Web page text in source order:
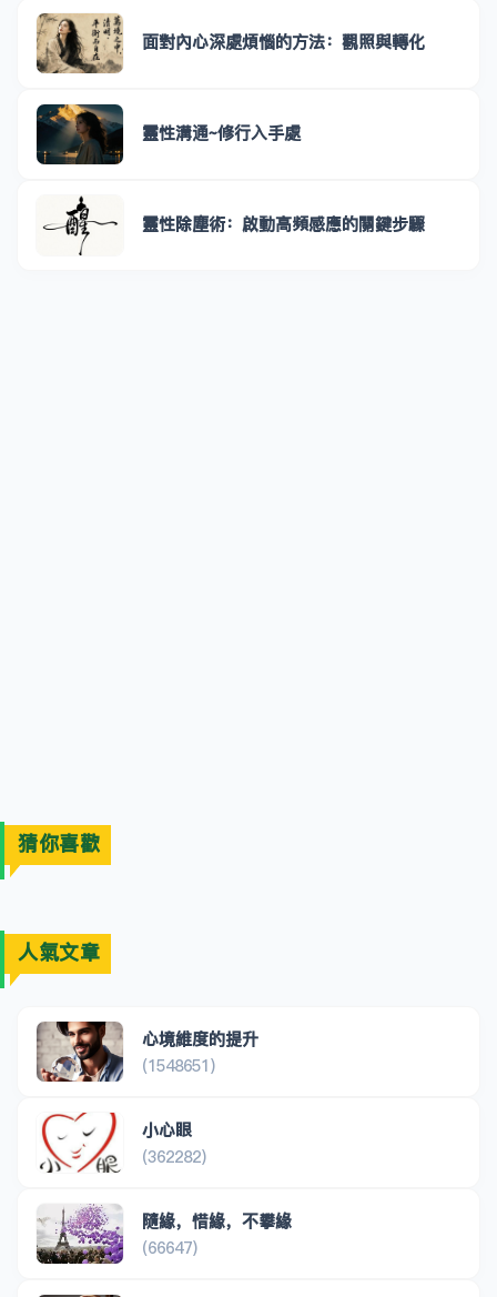
面對內心深處煩惱的方法：觀照與轉化
靈性溝通~修行入手處
靈性除塵術：啟動高頻感應的關鍵步驟
猜你喜歡
人氣文章
心境維度的提升
(1548651)
小心眼
(362282)
隨緣，惜緣，不攀緣
(66647)